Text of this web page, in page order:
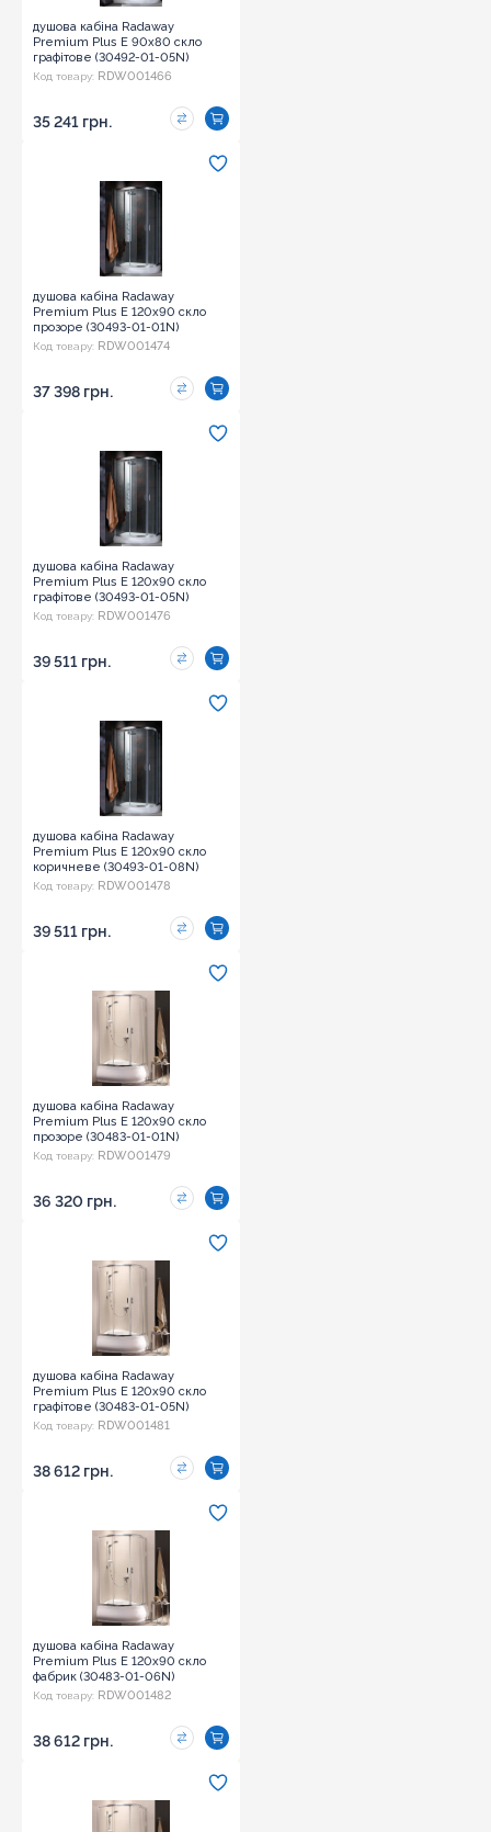
душова кабіна Radaway
Premium Plus E 90x80 скло
графітове (30492-01-05N)
Код товару: RDW001466
35 241 грн.
душова кабіна Radaway
Premium Plus E 120x90 скло
прозоре (30493-01-01N)
Код товару: RDW001474
37 398 грн.
душова кабіна Radaway
Premium Plus E 120x90 скло
графітове (30493-01-05N)
Код товару: RDW001476
39 511 грн.
душова кабіна Radaway
Premium Plus E 120x90 скло
коричневе (30493-01-08N)
Код товару: RDW001478
39 511 грн.
душова кабіна Radaway
Premium Plus E 120x90 скло
прозоре (30483-01-01N)
Код товару: RDW001479
36 320 грн.
душова кабіна Radaway
Premium Plus E 120x90 скло
графітове (30483-01-05N)
Код товару: RDW001481
38 612 грн.
душова кабіна Radaway
Premium Plus E 120x90 скло
фабрик (30483-01-06N)
Код товару: RDW001482
38 612 грн.